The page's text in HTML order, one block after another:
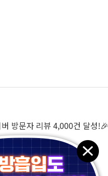
방문자 리뷰 4,000건 달성!🎉